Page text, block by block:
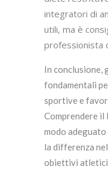
integratori di
utili, ma è
professionista
In conclusione,
fondamentali
sportive e
Comprendere
modo
la differenza
obiettivi